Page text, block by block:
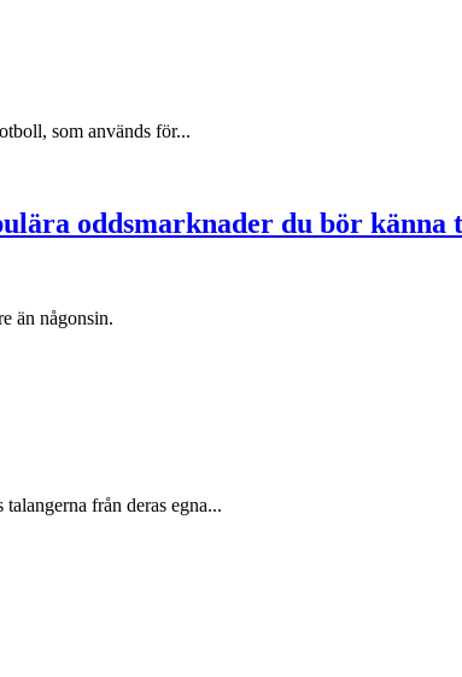
som används för...
oddsmarknader du bör känna
än någonsin.
från deras egna...